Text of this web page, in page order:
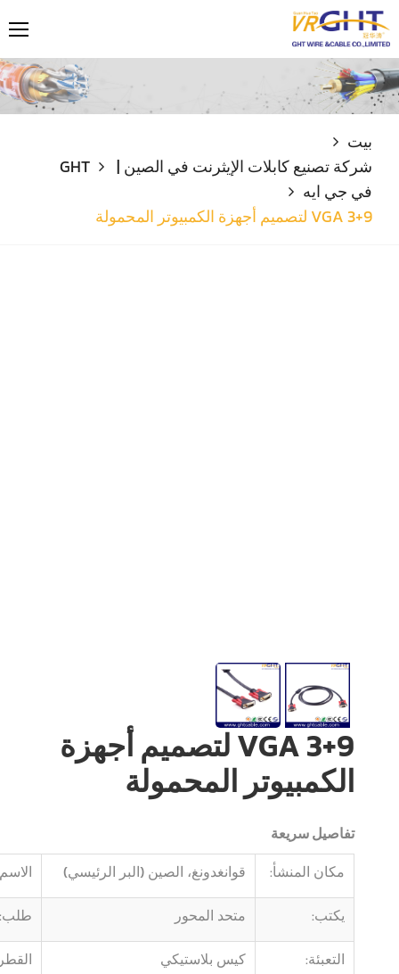
بيت
شركة تصنيع كابلات الإيثرنت في الصين | GHT
في جي ايه
VGA 3+9 لتصميم أجهزة الكمبيوتر المحمولة
VGA 3+9 لتصميم أجهزة
الكمبيوتر المحمولة
تفاصيل سريعة
مكان المنشأ:
قوانغدونغ، الصين (البر الرئيسي)
يكتب: متحد المحور طلب:
التعبئة: كيس بلاستيكي